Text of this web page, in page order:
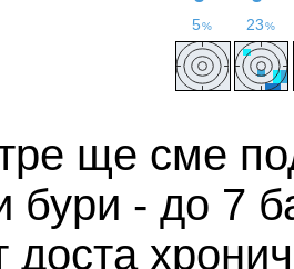
ще сме
бури - до 7
доста